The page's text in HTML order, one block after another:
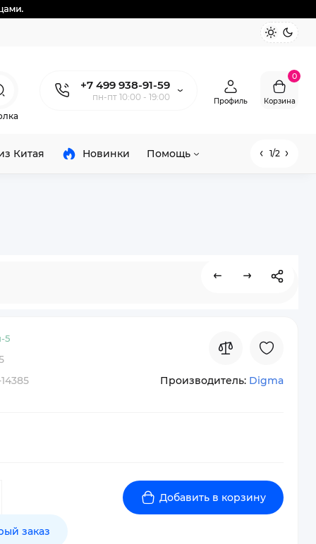
+7 499 938-91-59
пн-пт 10:00 - 19:00
Профиль
0
Корзина
Китая Новинки Помощь 1/2
5
Производитель: Digma
Добавить в корзину
заказ